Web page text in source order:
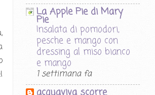
La Apple Pie di Mary
Pie
Insalata di pomodori,
pesche e mango con
dressing al miso bianco
e mango
1 settimana fa